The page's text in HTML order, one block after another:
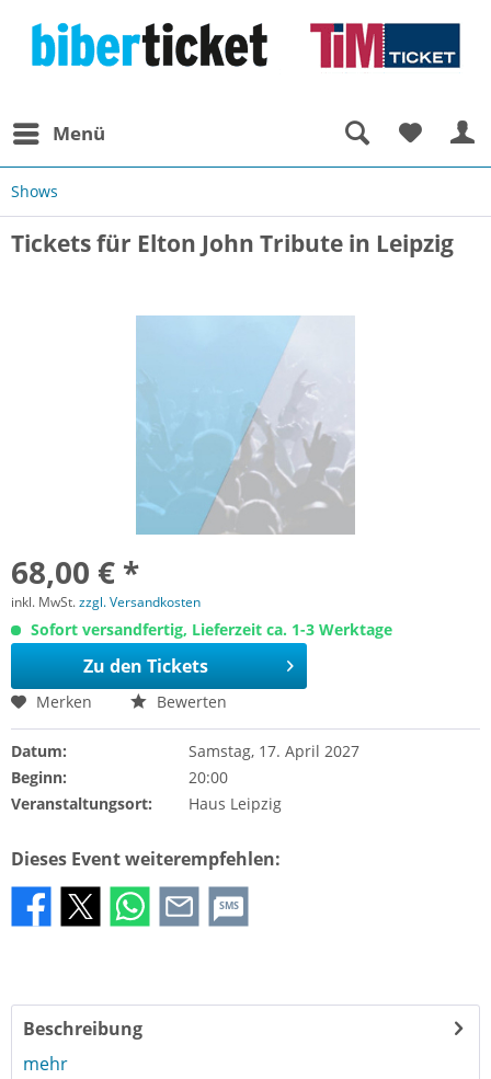
Menü
Shows
Tickets für Elton John Tribute in Leipzig
68,00 € *
inkl. MwSt.zzgl. Versandkosten
Sofort versandfertig, Lieferzeit ca. 1-3 Werktage
Zu den Tickets
Merken Bewerten
Datum:
Samstag, 17. April 2027
Beginn:
20:00
Veranstaltungsort:
Haus Leipzig
Dieses Event weiterempfehlen:
SMS
Beschreibung
mehr